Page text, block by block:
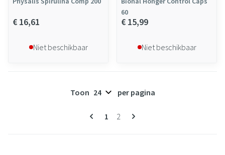
€ 16,61
Niet beschikbaar
60
€ 15,99
Niet beschikbaar
Pagina's
U lees momenteel pagina
1 Pagina
2
Toon per pagina